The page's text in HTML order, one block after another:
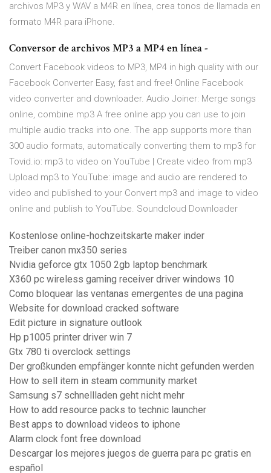
archivos MP3 y WAV a M4R en línea, crea tonos de llamada en
formato M4R para iPhone.
Conversor de archivos MP3 a MP4 en línea -
Convert Facebook videos to MP3, MP4 in high quality with our
Facebook Converter Easy, fast and free! Online Facebook
video converter and downloader. Audio Joiner: Merge songs
online, combine mp3 А free online app you can use to join
multiple audio tracks into one. The app supports more than
300 audio formats, automatically converting them to mp3 for
Tovid.io: mp3 to video on YouTube | Create video from mp3
Upload mp3 to YouTube: image and audio are rendered to
video and published to your Convert mp3 and image to video
online and publish to YouTube. Soundcloud Downloader
Kostenlose online-hochzeitskarte maker inder
Treiber canon mx350 series
Nvidia geforce gtx 1050 2gb laptop benchmark
X360 pc wireless gaming receiver driver windows 10
Como bloquear las ventanas emergentes de una pagina
Website for download cracked software
Edit picture in signature outlook
Hp p1005 printer driver win 7
Gtx 780 ti overclock settings
Der großkunden empfänger konnte nicht gefunden werden
How to sell item in steam community market
Samsung s7 schnellladen geht nicht mehr
How to add resource packs to technic launcher
Best apps to download videos to iphone
Alarm clock font free download
Descargar los mejores juegos de guerra para pc gratis en
español